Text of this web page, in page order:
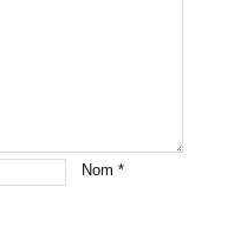
Nom*